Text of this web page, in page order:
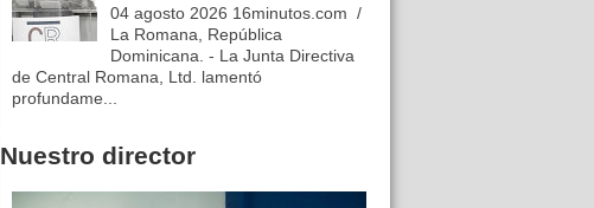
04 agosto 2026 16minutos.com /
La Romana, República
Dominicana. - La Junta Directiva
de Central Romana, Ltd. lamentó
profundame...
Nuestro director